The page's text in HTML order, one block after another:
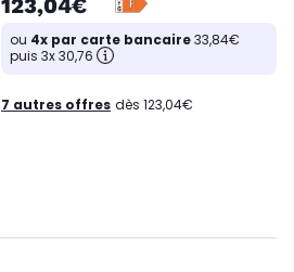
123,04€
ou 4x par carte bancaire33,84€
puis 3x 30,76
7 autres offres dès 123,04€